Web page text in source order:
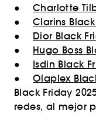
● Charlotte
● Clarins
● Dior Black
● Hugo Boss
● Isdin Black
● Olaplex
Black Friday
redes, al mejor